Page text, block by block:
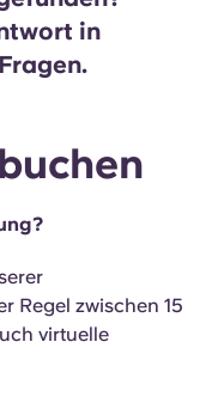
French
in
Regel zwischen 15
virtuelle